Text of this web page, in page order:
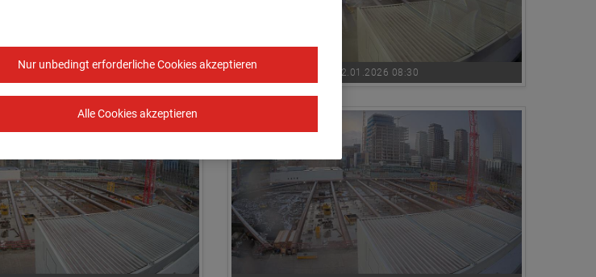
02.01.2026 08:00 02.01.2026 08:30
Nur unbedingt erforderliche Cookies akzeptieren
Alle Cookies akzeptieren